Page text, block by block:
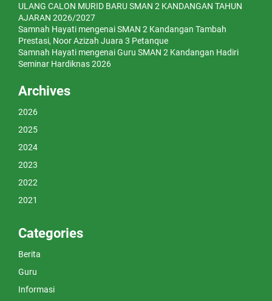
ULANG CALON MURID BARU SMAN 2 KANDANGAN TAHUN
AJARAN 2026/2027
Samnah Hayati mengenaiSMAN 2 Kandangan Tambah
Prestasi, Noor Azizah Juara 3 Petanque
Samnah Hayati mengenaiGuru SMAN 2 Kandangan Hadiri
Seminar Hardiknas 2026
Archives
2026
2025
2024
2023
2022
2021
Categories
Berita
Guru
Informasi